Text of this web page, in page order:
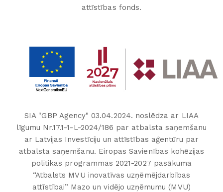
attīstības fonds.
SIA "GBP Agency" 03.04.2024. noslēdza ar LIAA
līgumu Nr.17.1-1-L-2024/186 par atbalsta saņemšanu
ar Latvijas Investīciju un attīstības aģentūru par
atbalsta saņemšanu. Eiropas Savienības kohēzijas
politikas programmas 2021-2027 pasākuma
“Atbalsts MVU inovatīvas uzņēmējdarbības
attīstībai” Mazo un vidējo uzņēmumu (MVU)